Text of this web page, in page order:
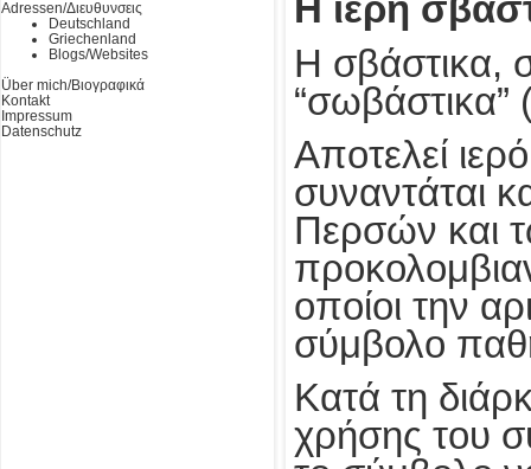
Adressen/Διευθυνσεις
Deutschland
Griechenland
Blogs/Websites
Über mich/Βιογραφικά
Kontakt
Impressum
Datenschutz
Η ιερή
Η σβάστικα,
“σωβάστικα”
Αποτελεί
συναντάται
Περσών και
οποίοι την
σύμβολο
Κατά τη
χρήσης του